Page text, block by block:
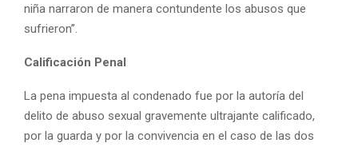
niña narraron de manera contundente los abusos que
sufrieron”.
Calificación Penal
La pena impuesta al condenado fue por la autoría del
delito de abuso sexual gravemente ultrajante calificado,
por la guarda y por la convivencia en el caso de las dos